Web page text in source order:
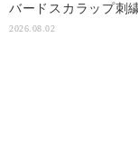
バードスカラップ刺
2026.08.02